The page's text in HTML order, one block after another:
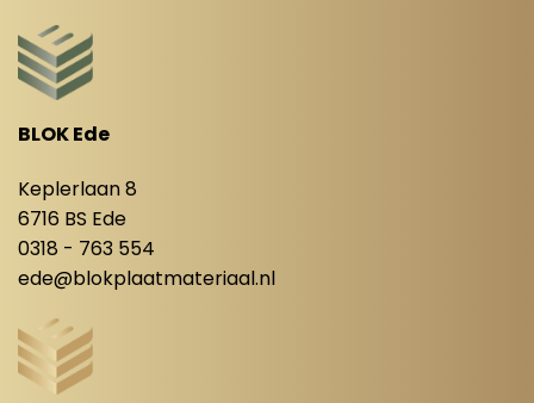
BLOK Ede
Keplerlaan 8
6716 BS Ede
0318 - 763 554
ede@blokplaatmateriaal.nl